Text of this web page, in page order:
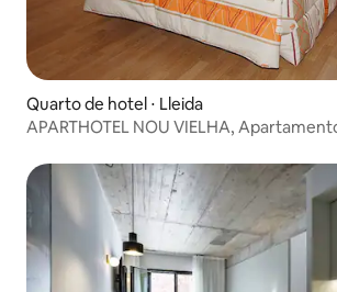
Quarto de hotel ⋅ Lleida
APARTHOTEL NOU VIELHA,